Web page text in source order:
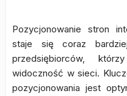
Pozycjonowanie stron
staje się coraz
przedsiębiorców,
widoczność w sieci.
pozycjonowania jest